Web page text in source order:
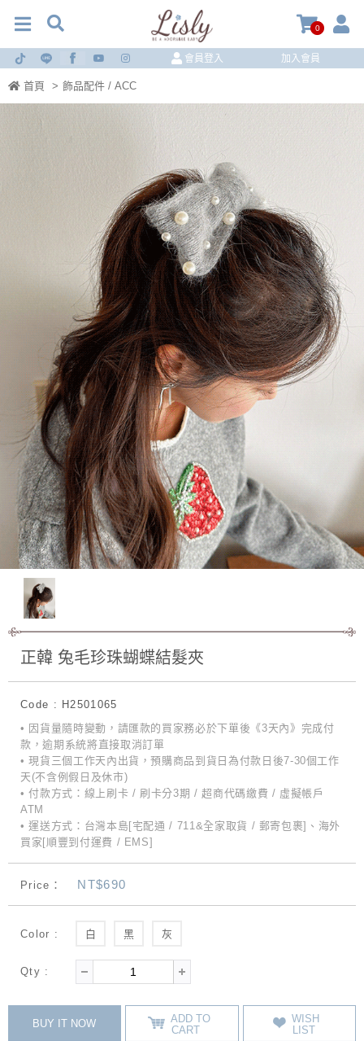
0
會員登入 加入會員
首頁 > 飾品配件 / ACC
正韓 兔毛珍珠蝴蝶結髮夾
Code : H2501065
• 因貨量隨時變動，請匯款的買家務必於下單後《3天內》完成付
款，逾期系統將直接取消訂單
• 現貨三個工作天內出貨，預購商品到貨日為付款日後7-30個工作
天(不含例假日及休市)
• 付款方式：線上刷卡 / 刷卡分3期 / 超商代碼繳費 / 虛擬帳戶
ATM
• 運送方式：台灣本島[宅配通 / 711&全家取貨 / 郵寄包裹]、海外
買家[順豐到付運費 / EMS]
Price： NT$690
Color : 白 黑 灰
Qty :
BUY IT NOW
ADD TO
CART
WISH
LIST